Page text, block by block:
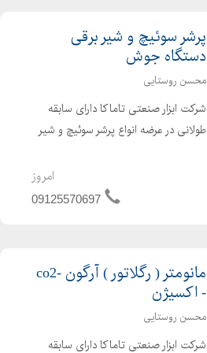
پرشر سوئیچ و شیر برقی
دستگاه جوش
محسن روستایی
شرکت ابزار صنعتی تاماکا دارای سابقه
طولانی در عرضه انواع پرشر سوئیچ و شیر
Co2 برندهای گام الکتریک ، صبا الکتریک
، اورین الکتریک و راد الکتریک
امروز
09125570697
مانومتر ( رگلاتور ) آرگون -co2
- اکسیژن
محسن روستایی
شرکت ابزار صنعتی تاماکا دارای سابقه